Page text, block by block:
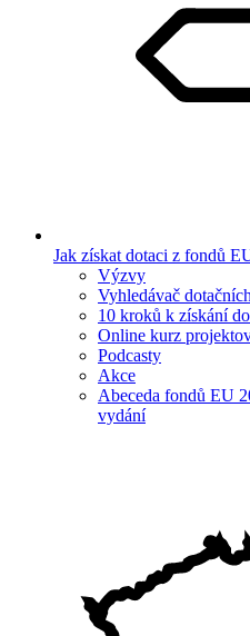
Jak získat dotaci z fondů
Výzvy
Vyhledávač
10 kroků k získání
Online kurz
Podcasty
Akce
Abeceda fondů EU
vydání